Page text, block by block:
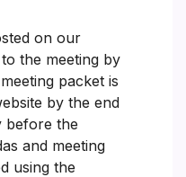
on our
the meeting by
packet is
by the end
before the
and meeting
using the